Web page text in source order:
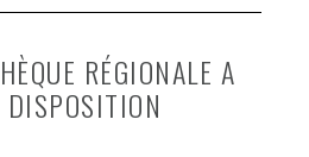
RÉGIONALE A
DISPOSITION